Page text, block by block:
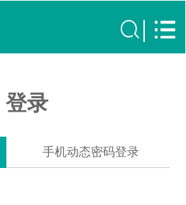
登录
手机动态密码登录